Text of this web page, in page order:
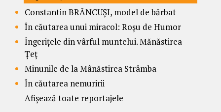
Constantin BRÂNCUȘI, model de bărbat
În căutarea unui miracol: Roșu de Humor
Îngerițele din vârful muntelui. Mănăstirea
Țeț
Minunile de la Mânăstirea Strâmba
În căutarea nemuririi
Afișează toate reportajele